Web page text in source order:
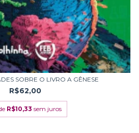
SOBRE O LIVRO A GÊNESE
R$62,00
R$10,33 sem juros